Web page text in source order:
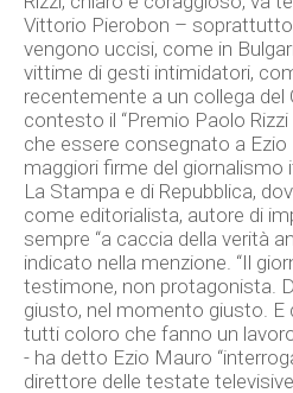
Vittorio Pierobon –
vengono uccisi, come in
vittime di gesti intimidatori,
recentemente a un collega del
contesto il “Premio Paolo
che essere consegnato a Ezio
maggiori firme del giornalismo
La Stampa e di Repubblica,
come editorialista, autore di
sempre “a caccia della verità
indicato nella menzione. “Il
testimone, non protagonista.
giusto, nel momento giusto. E
tutti coloro che fanno un
- ha detto Ezio Mauro
direttore delle testate